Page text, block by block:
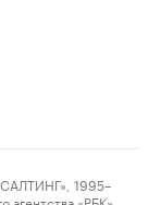
1995–